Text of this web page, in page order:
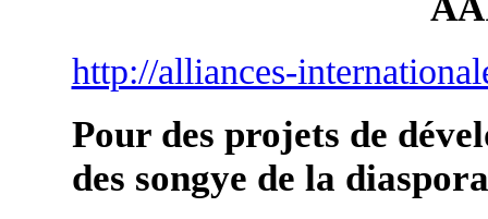
http://alliances-
Pour des projets de
des songye de la diaspora